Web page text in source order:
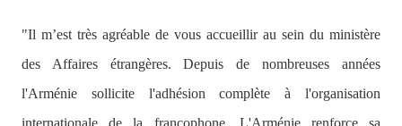
"Il m’est très agréable de vous accueillir au sein du ministère
des Affaires étrangères. Depuis de nombreuses années
l'Arménie sollicite l'adhésion complète à l'organisation
internationale de la francophone. L'Arménie renforce sa